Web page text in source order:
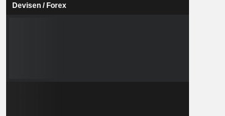
Devisen / Forex